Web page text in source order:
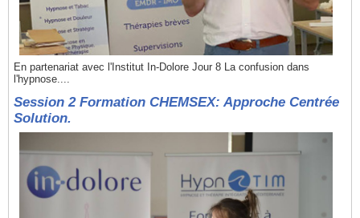
En partenariat avec l'Institut In-Dolore Jour 8 La confusion dans
l'hypnose....
Session 2 Formation CHEMSEX: Approche Centrée
Solution.